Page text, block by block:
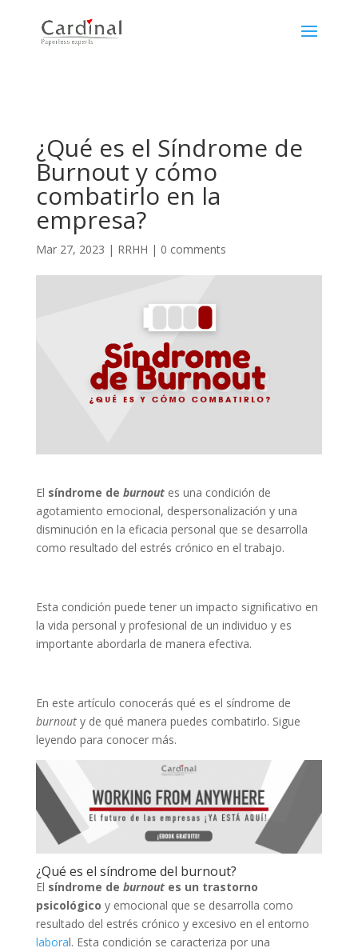
¿Qué es el Síndrome de
Burnout y cómo
combatirlo en la
empresa?
Mar 27, 2023 | RRHH | 0 comments
El síndrome de burnout es una condición de
agotamiento emocional, despersonalización y una
disminución en la eficacia personal que se desarrolla
como resultado del estrés crónico en el trabajo.
Esta condición puede tener un impacto significativo en
la vida personal y profesional de un individuo y es
importante abordarla de manera efectiva.
En este artículo conocerás qué es el síndrome de
burnout y de qué manera puedes combatirlo. Sigue
leyendo para conocer más.
¿Qué es el síndrome del burnout?
El síndrome de burnoutes un trastorno
psicológico y emocional que se desarrolla como
resultado del estrés crónico y excesivo en el entorno
laboral. Esta condición se caracteriza por una